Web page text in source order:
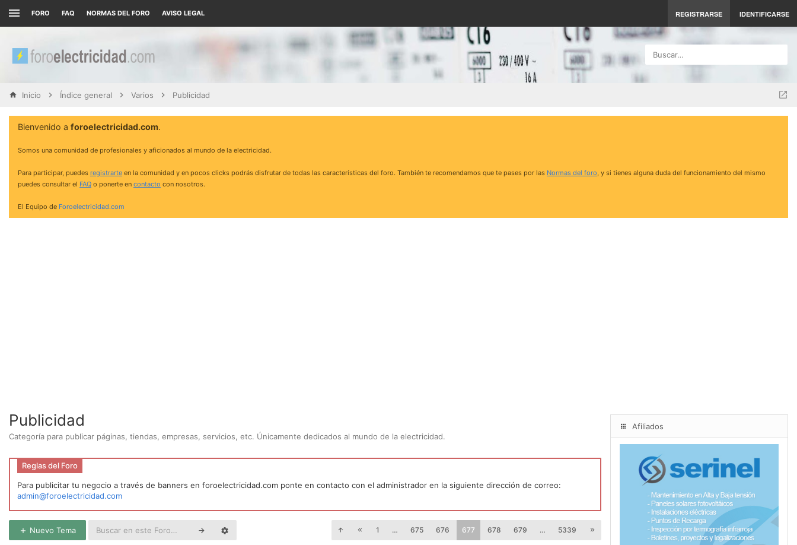
FORO FAQ NORMAS DEL FORO AVISO LEGAL REGISTRARSE IDENTIFICARSE
Buscar…
Inicio Índice general Varios Publicidad
Bienvenido a foroelectricidad.com.
Somos una comunidad de profesionales y aficionados al mundo de la electricidad.
Para participar, puedes registrarte en la comunidad y en pocos clicks podrás disfrutar de todas las características del foro. También te recomendamos que te pases por las Normas del foro, y si tienes alguna duda del funcionamiento del mismo
puedes consultar el FAQ o ponerte en contacto con nosotros.
El Equipo de Foroelectricidad.com
Publicidad
Categoría para publicar páginas, tiendas, empresas, servicios, etc. Únicamente dedicados al mundo de la electricidad.
Reglas del Foro
Para publicitar tu negocio a través de banners en foroelectricidad.com ponte en contacto con el administrador en la siguiente dirección de correo:
admin@foroelectricidad.com
Nuevo Tema 1 … 675 676 677 678 679 … 5339
Afiliados